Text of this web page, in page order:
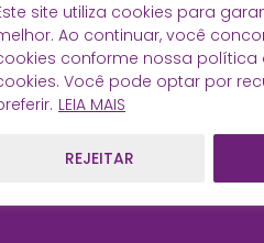
site utiliza cookies para
Ao continuar, você
conforme nossa política
Você pode optar por
LEIA MAIS
REJEITAR